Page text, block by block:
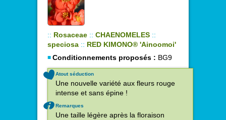
:: Rosaceae :: CHAENOMELES ::
speciosa :: RED KIMONO® 'Ainoomoi'
Conditionnements proposés : BG9
Atout séduction
Une nouvelle variété aux fleurs rouge
intense et sans épine !
Remarques
Une taille légère après la floraison